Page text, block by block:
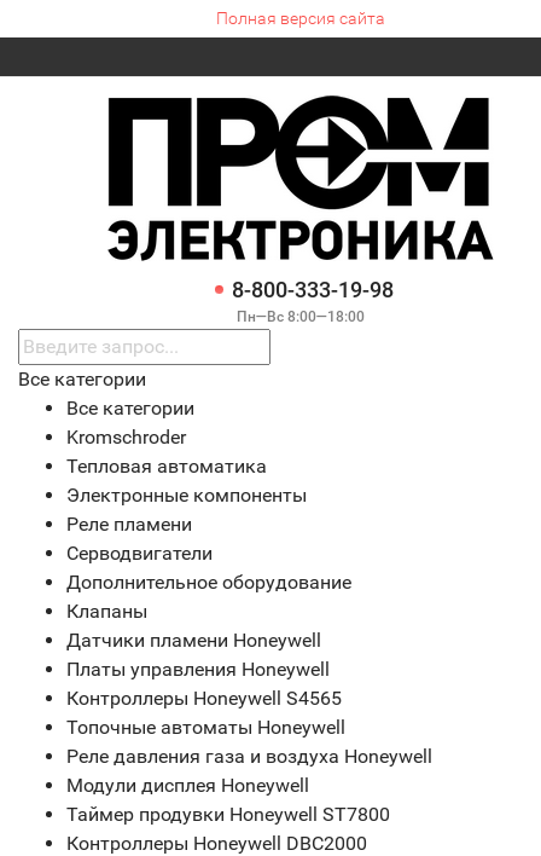
Полная версия сайта
8-800-333-19-98
Пн—Вс 8:00—18:00
Все категории
Все категории
Kromschroder
Тепловая автоматика
Электронные компоненты
Реле пламени
Серводвигатели
Дополнительное оборудование
Клапаны
Датчики пламени Honeywell
Платы управления Honeywell
Контроллеры Honeywell S4565
Топочные автоматы Honeywell
Реле давления газа и воздуха Honeywell
Модули дисплея Honeywell
Таймер продувки Honeywell ST7800
Контроллеры Honeywell DBC2000